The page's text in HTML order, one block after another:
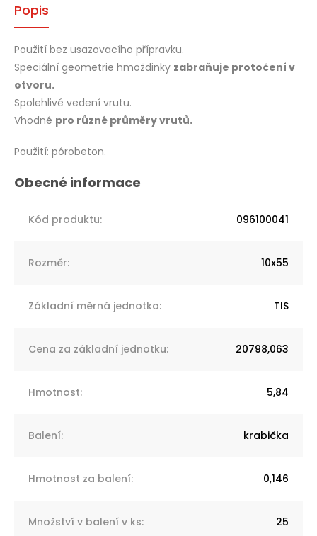
Popis
Použití bez usazovacího přípravku.
Speciální geometrie hmoždinky zabraňuje protočení v
otvoru.
Spolehlivé vedení vrutu.
Vhodné pro různé průměry vrutů.
Použití: pórobeton.
Kód produktu: 096100041
Rozměr: 10x55
Základní měrná jednotka: TIS
Cena za základní jednotku: 20798,063
Hmotnost: 5,84
Balení: krabička
Hmotnost za balení: 0,146
Množství v balení v ks: 25